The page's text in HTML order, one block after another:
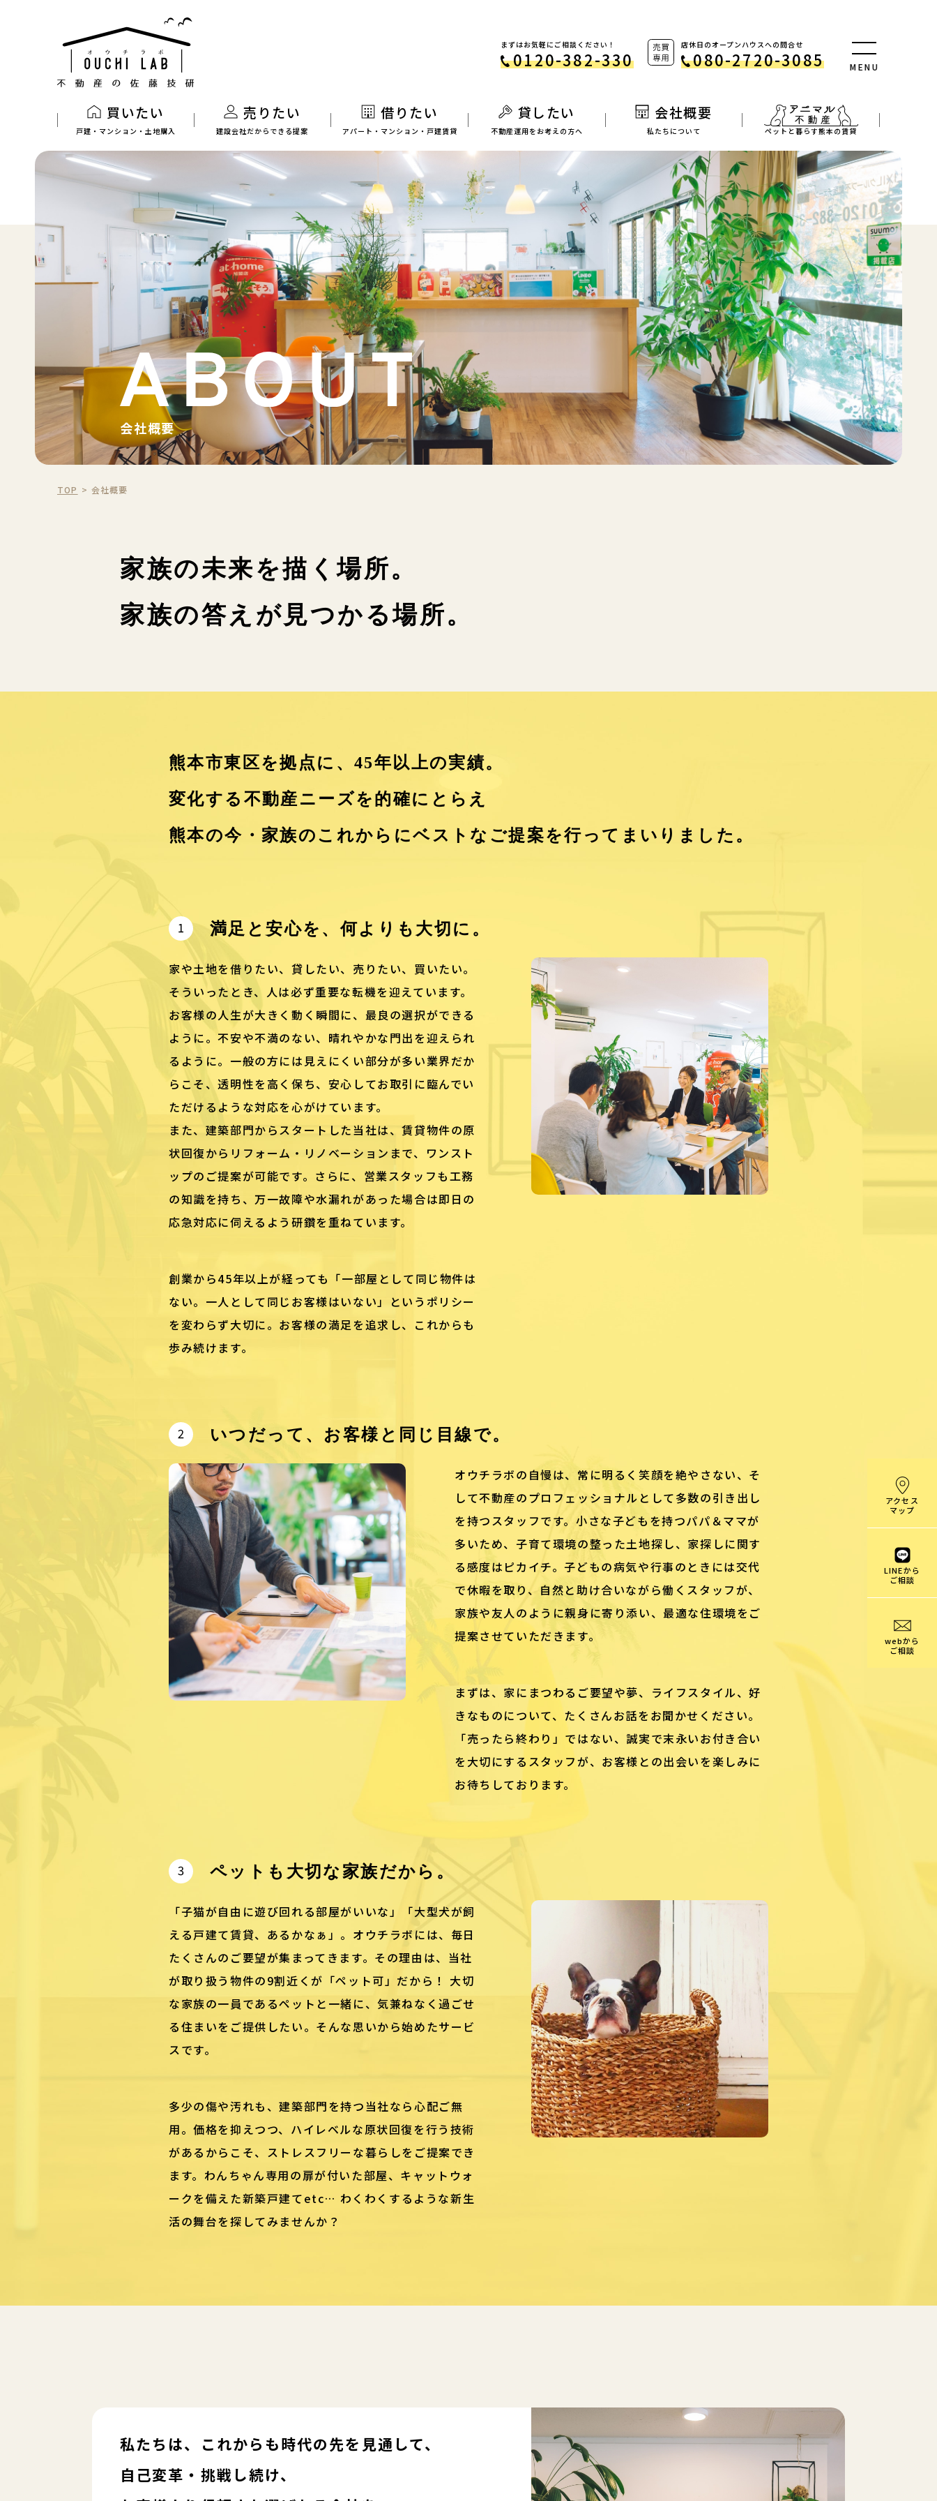
アクセス
マップ
LINEから
ご相談
webから
ご相談
まずはお気軽にご相談ください！
0120-382-330
店休日のオープンハウスへの問合せ
080-2720-3085 MENU
買いたい
戸建・マンション・土地購入
売りたい
建設会社だからできる提案
借りたい
アパート・マンション・ 戸建賃貸
貸したい
不動産運用をお考えの方へ
会社概要
私たちについて ペットと暮らす熊本の賃貸
会社概要
TOP 会社概要
家族の未来を描く場所。
家族の答えが見つかる場所。
熊本市東区を拠点に、45年以上の実績。
変化する不動産ニーズを的確にとらえ
熊本の今・家族のこれからにベストなご提案を行ってまいりました。
満足と安心を、何よりも大切に。
家や土地を借りたい、貸したい、売りたい、買いたい。
そういったとき、人は必ず重要な転機を迎えています。
お客様の人生が大きく動く瞬間に、最良の選択ができる
ように。不安や不満のない、晴れやかな門出を迎えられ
るように。一般の方には見えにくい部分が多い業界だか
らこそ、透明性を高く保ち、安心してお取引に臨んでい
ただけるような対応を心がけています。
また、建築部門からスタートした当社は、賃貸物件の原
状回復からリフォーム・リノベーションまで、ワンスト
ップのご提案が可能です。さらに、営業スタッフも工務
の知識を持ち、万一故障や水漏れがあった場合は即日の
応急対応に伺えるよう研鑽を重ねています。
創業から45年以上が経っても「一部屋として同じ物件は
ない。一人として同じお客様はいない」というポリシー
を変わらず大切に。お客様の満足を追求し、これからも
歩み続けます。
いつだって、お客様と同じ目線で。
オウチラボの自慢は、常に明るく笑顔を絶やさない、そ
して不動産のプロフェッショナルとして多数の引き出し
を持つスタッフです。小さな子どもを持つパパ＆ママが
多いため、子育て環境の整った土地探し、家探しに関す
る感度はピカイチ。子どもの病気や行事のときには交代
で休暇を取り、自然と助け合いながら働くスタッフが、
家族や友人のように親身に寄り添い、最適な住環境をご
提案させていただきます。
まずは、家にまつわるご要望や夢、ライフスタイル、好
きなものについて、たくさんお話をお聞かせください。
「売ったら終わり」ではない、誠実で末永いお付き合い
を大切にするスタッフが、お客様との出会いを楽しみに
お待ちしております。
ペットも大切な家族だから。
「子猫が自由に遊び回れる部屋がいいな」「大型犬が飼
える戸建て賃貸、あるかなぁ」。オウチラボには、毎日
たくさんのご要望が集まってきます。その理由は、当社
が取り扱う物件の9割近くが「ペット可」だから！ 大切
な家族の一員であるペットと一緒に、気兼ねなく過ごせ
る住まいをご提供したい。そんな思いから始めたサービ
スです。
多少の傷や汚れも、建築部門を持つ当社なら心配ご無
用。価格を抑えつつ、ハイレベルな原状回復を行う技術
があるからこそ、ストレスフリーな暮らしをご提案でき
ます。わんちゃん専用の扉が付いた部屋、キャットウォ
ークを備えた新築戸建てetc… わくわくするような新生
活の舞台を探してみませんか？
私たちは、これからも時代の先を見通して、
自己変革・挑戦し続け、